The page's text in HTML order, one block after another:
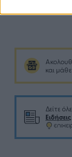
και
Δείτε
Ειδήσεις